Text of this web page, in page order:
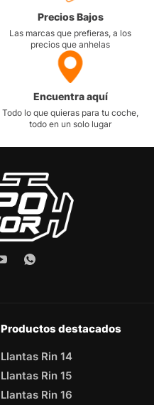
Precios Bajos
Las marcas que prefieras, a los
precios que anhelas
Encuentra aquí
Todo lo que quieras para tu coche,
todo en un solo lugar
Productos destacados
Llantas Rin 14
Llantas Rin 15
Llantas Rin 16